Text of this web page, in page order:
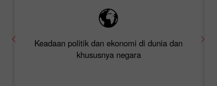
Keadaan politik dan ekonomi di dunia dan
khususnya negara